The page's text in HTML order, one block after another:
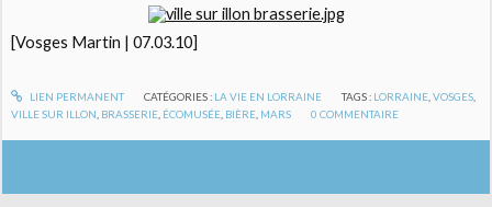
[Vosges Martin | 07.03.10]
LIEN PERMANENT CATÉGORIES : LA VIE EN LORRAINE TAGS : LORRAINE ,VOSGES
VILLE SUR ILLON BRASSERIE ÉCOMUSÉE BIÈRE MARS 0 COMMENTAIRE